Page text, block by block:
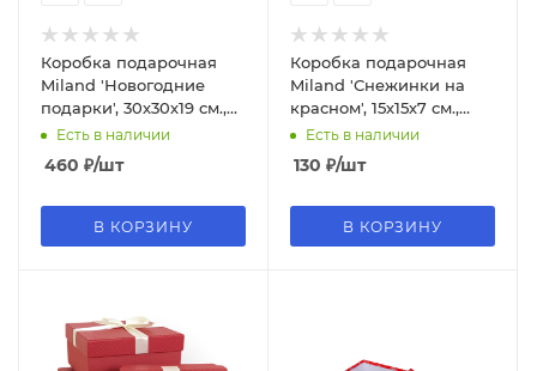
Коробка подарочная
Miland 'Новогодние
подарки', 30х30х19 см.,
квадратная (Серия 5в1),
картон, 1833
Есть в наличии
460 ₽/шт
В КОРЗИНУ
Коробка подарочная
Miland 'Снежинки на
красном', 15х15х7 см.,
квадратная (Серия 11в1),
картон, 1024
Есть в наличии
130 ₽/шт
В КОРЗИНУ